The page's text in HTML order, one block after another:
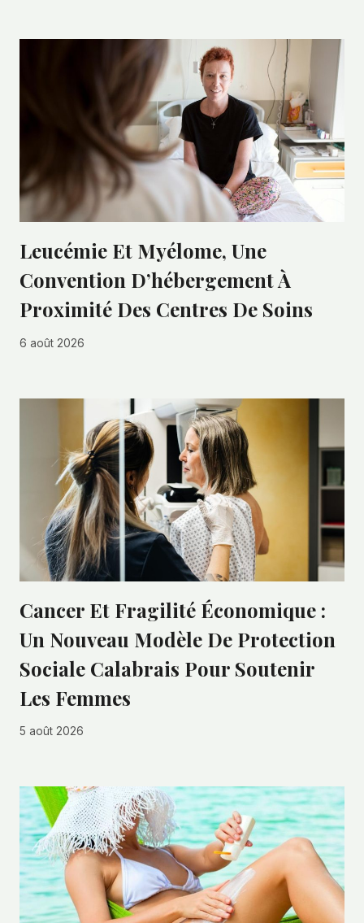
Leucémie Et Myélome, Une
Convention D’hébergement À
Proximité Des Centres De Soins
6 août 2026
Cancer Et Fragilité Économique :
Un Nouveau Modèle De Protection
Sociale Calabrais Pour Soutenir
Les Femmes
5 août 2026